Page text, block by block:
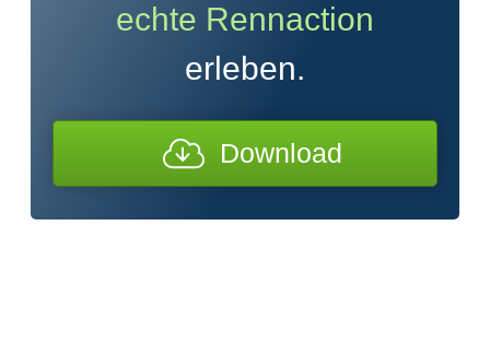
echte Rennaction
erleben.
Download